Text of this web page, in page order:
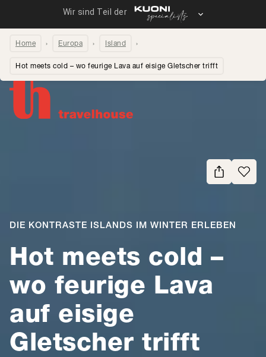
Home Europa Island
Hot meets cold – wo feurige Lava auf eisige Gletscher trifft
Hot meets cold –
wo feurige Lava
auf eisige
Gletscher trifft
DIE KONTRASTE ISLANDS IM WINTER ERLEBEN